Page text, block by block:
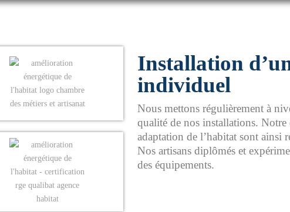
Installation
individuel
Nous mettons régulièrement à
qualité de nos installations.
adaptation de l’habitat sont ainsi
Nos artisans diplômés et
des équipements.